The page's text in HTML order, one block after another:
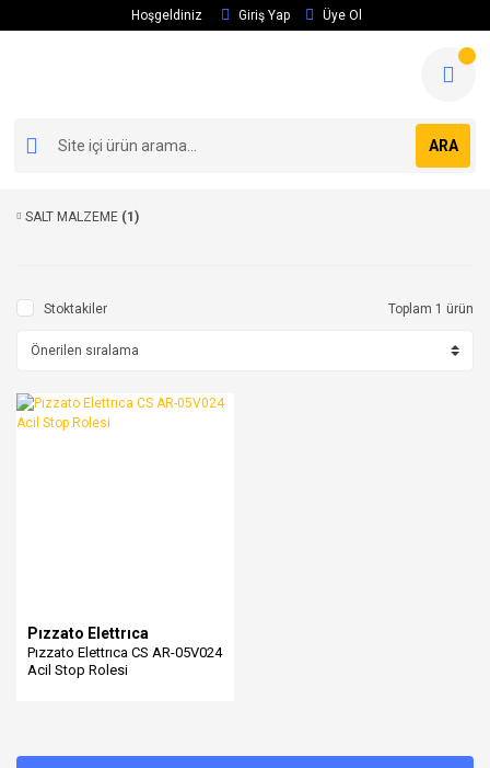
Hoşgeldiniz Giriş Yap Üye Ol
ARA
SALT MALZEME (1)
Stoktakiler Toplam 1 ürün
Pızzato Elettrıca
Pızzato Elettrıca CS AR-05V024
Acil Stop Rolesi